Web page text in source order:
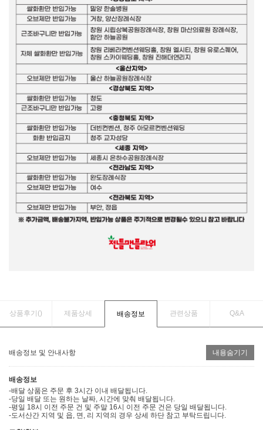
상품후기() 제품상세 배송정보 관련상품 Q&A
배송정보 및 안내사항 내용숨기기
배송정보
-배달 상품은 주문 후 3시간 이내 배달됩니다.
-당일 배달 또는 원하는 날짜, 시간에 맞춰 배달됩니다.
-평일 18시 이전 주문 건 및 주말 16시 이전 주문 건은 당일 배달됩니다.
-도서산간 지역 및 읍, 면, 리 지역의 경우 상세 하단 참고 부탁드립니다.